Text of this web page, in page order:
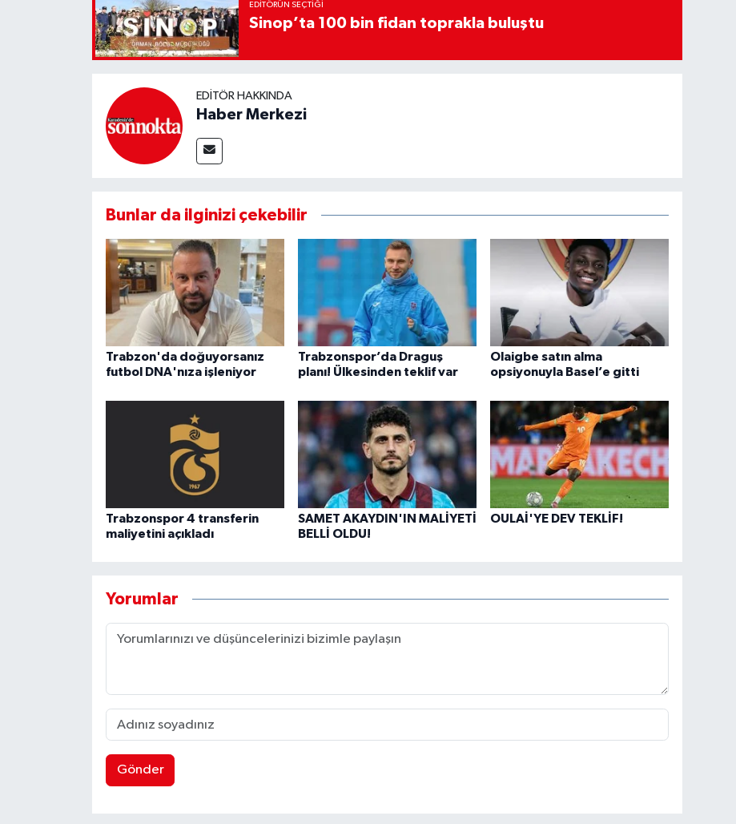
EDITÖRÜN SEÇTIĞI
Sinop’ta 100 bin fidan toprakla buluştu
EDITÖR HAKKINDA
Haber Merkezi
Bunlar da ilginizi çekebilir
Trabzon'da doğuyorsanız
futbol DNA'nıza işleniyor
Trabzonspor’da Draguş
planı! Ülkesinden teklif var
Olaigbe satın alma
opsiyonuyla Basel’e gitti
Trabzonspor 4 transferin
maliyetini açıkladı
SAMET AKAYDIN'IN MALİYETİ
BELLİ OLDU!
OULAİ'YE DEV TEKLİF!
Yorumlar
Gönder